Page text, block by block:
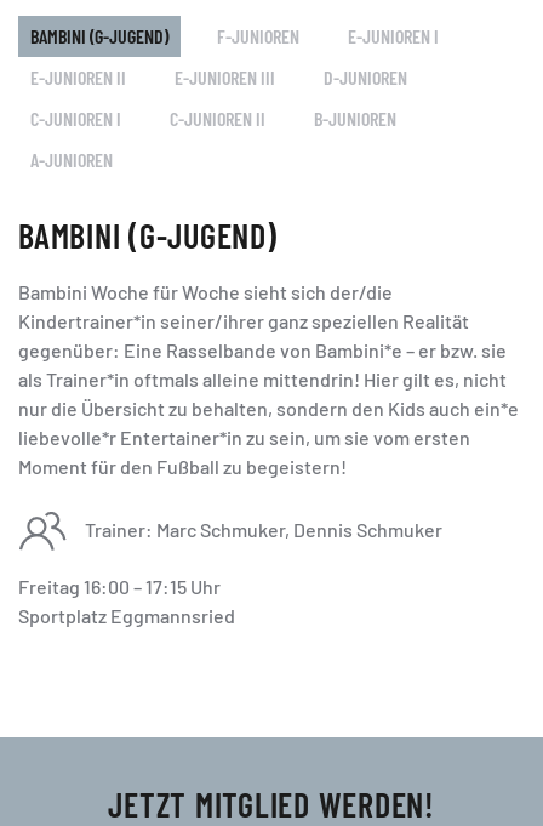
BAMBINI (G-JUGEND) F-JUNIOREN
E-JUNIOREN I
E-JUNIOREN II
E-JUNIOREN III
D-JUNIOREN
C-JUNIOREN I
C-JUNIOREN II
B-JUNIOREN
A-JUNIOREN
BAMBINI (G-JUGEND)
Bambini Woche für Woche sieht sich der/die
Kindertrainer*in seiner/ihrer ganz speziellen Realität
gegenüber: Eine Rasselbande von Bambini*e – er bzw. sie
als Trainer*in oftmals alleine mittendrin! Hier gilt es, nicht
nur die Übersicht zu behalten, sondern den Kids auch ein*e
liebevolle*r Entertainer*in zu sein, um sie vom ersten
Moment für den Fußball zu begeistern!
Trainer: Marc Schmuker, Dennis Schmuker
Freitag 16:00 – 17:15 Uhr
Sportplatz Eggmannsried
JETZT MITGLIED WERDEN!